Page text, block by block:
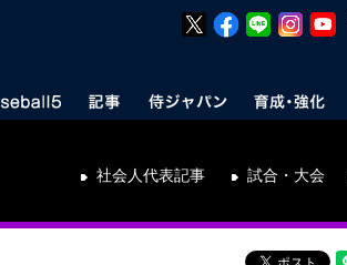
社会人代表記事 試合・大会